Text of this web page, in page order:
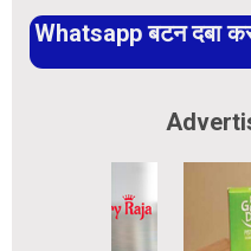
Whatsapp बटन दबा